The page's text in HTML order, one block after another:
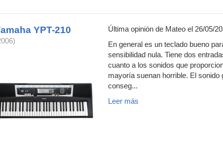
YPT-210 Última opinión de Mateo el 26/05/
En general es un teclado bueno
sensibilidad nula. Tiene dos
cuanto a los sonidos que
mayoría suenan horrible. El
conseg...
Leer más